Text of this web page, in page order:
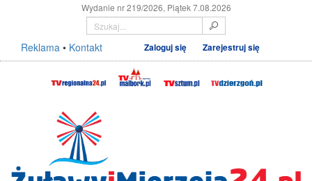
Wydanie nr 219/2026, Piątek 7.08.2026
Reklama • Kontakt Zaloguj się Zarejestruj się